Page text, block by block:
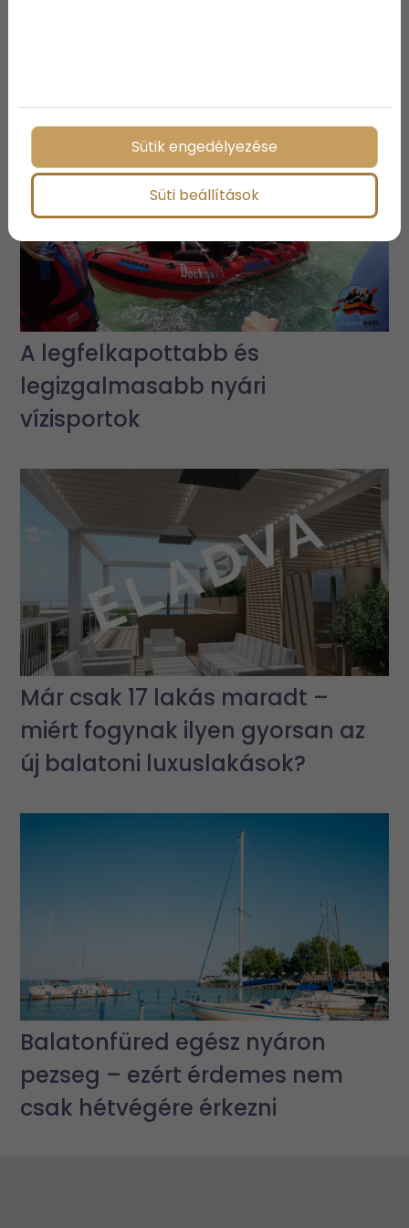
A legfelkapottabb és
legizgalmasabb nyári
vízisportok
Már csak 17 lakás maradt –
miért fogynak ilyen gyorsan az
új balatoni luxuslakások?
Balatonfüred egész nyáron
pezseg – ezért érdemes nem
csak hétvégére érkezni
Sütik engedélyezése
Süti beállítások